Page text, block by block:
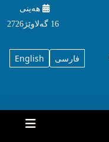
هه‌ینی
16 گه‌لاوێژ2726
English فارسی